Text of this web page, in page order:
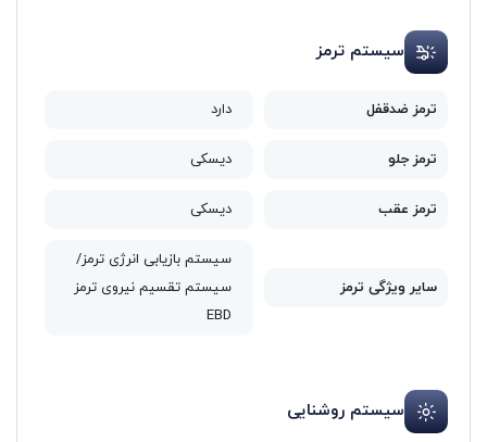
سیستم ترمز
ترمز ضدقفل دارد
ترمز جلو دیسکی
ترمز عقب دیسکی
سایر ویژگی‌ ترمز
سیستم بازیابی انرژی ترمز/
سیستم تقسیم نیروی ترمز
EBD
سیستم روشنایی